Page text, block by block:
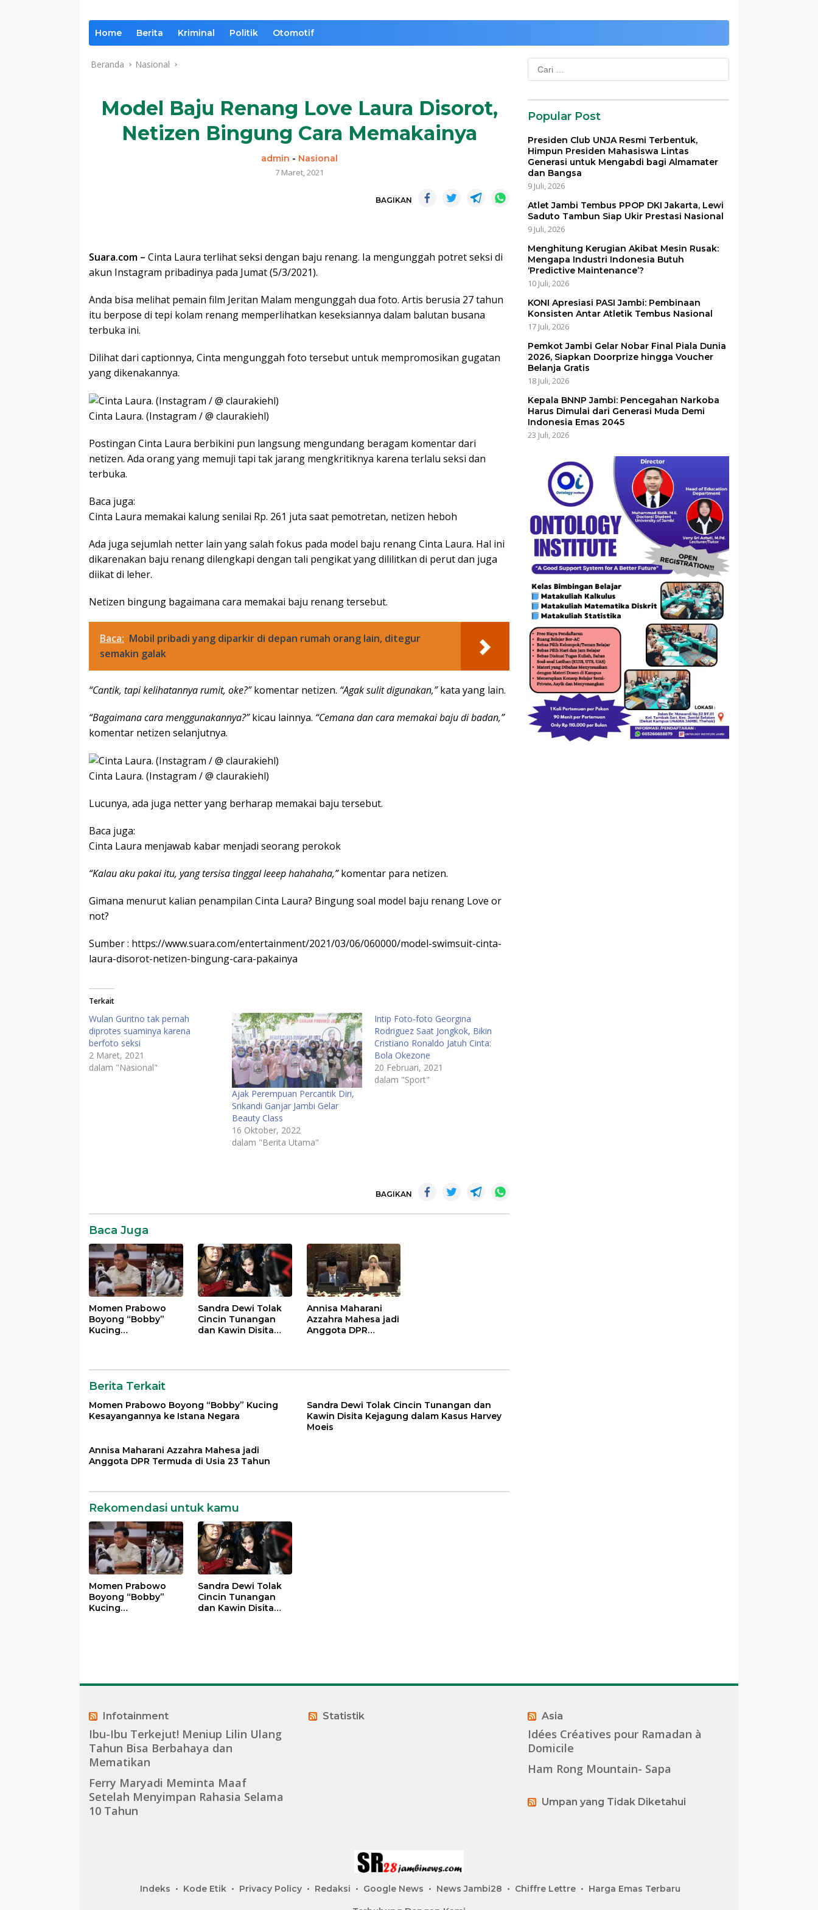
Home Berita Kriminal Politik Otomotif
Beranda Nasional
Model Baju Renang Love Laura Disorot,
Netizen Bingung Cara Memakainya
admin - Nasional
7 Maret, 2021
BAGIKAN
Suara.com – Cinta Laura terlihat seksi dengan baju renang. Ia mengunggah potret seksi di
akun Instagram pribadinya pada Jumat (5/3/2021).
Anda bisa melihat pemain film Jeritan Malam mengunggah dua foto. Artis berusia 27 tahun
itu berpose di tepi kolam renang memperlihatkan keseksiannya dalam balutan busana
terbuka ini.
Dilihat dari captionnya, Cinta mengunggah foto tersebut untuk mempromosikan gugatan
yang dikenakannya.
Cinta Laura. (Instagram / @ claurakiehl)
Postingan Cinta Laura berbikini pun langsung mengundang beragam komentar dari
netizen. Ada orang yang memuji tapi tak jarang mengkritiknya karena terlalu seksi dan
terbuka.
Baca juga:
Cinta Laura memakai kalung senilai Rp. 261 juta saat pemotretan, netizen heboh
Ada juga sejumlah netter lain yang salah fokus pada model baju renang Cinta Laura. Hal ini
dikarenakan baju renang dilengkapi dengan tali pengikat yang dililitkan di perut dan juga
diikat di leher.
Netizen bingung bagaimana cara memakai baju renang tersebut.
Baca: Mobil pribadi yang diparkir di depan rumah orang lain, ditegur
semakin galak
“Cantik, tapi kelihatannya rumit, oke?”komentar netizen. “Agak sulit digunakan,”kata yang lain.
“Bagaimana cara menggunakannya?”kicau lainnya. “Cemana dan cara memakai baju di badan,”
komentar netizen selanjutnya.
Cinta Laura. (Instagram / @ claurakiehl)
Lucunya, ada juga netter yang berharap memakai baju tersebut.
Baca juga:
Cinta Laura menjawab kabar menjadi seorang perokok
“Kalau aku pakai itu, yang tersisa tinggal leeep hahahaha,”komentar para netizen.
Gimana menurut kalian penampilan Cinta Laura? Bingung soal model baju renang Love or
not?
Sumber : https://www.suara.com/entertainment/2021/03/06/060000/model-swimsuit-cinta-
laura-disorot-netizen-bingung-cara-pakainya
Terkait
Wulan Guritno tak pernah
diprotes suaminya karena
berfoto seksi
2 Maret, 2021
dalam "Nasional"
Ajak Perempuan Percantik Diri,
Srikandi Ganjar Jambi Gelar
Beauty Class
16 Oktober, 2022
dalam "Berita Utama"
Intip Foto-foto Georgina
Rodriguez Saat Jongkok, Bikin
Cristiano Ronaldo Jatuh Cinta:
Bola Okezone
20 Februari, 2021
dalam "Sport"
BAGIKAN
Baca Juga
Momen Prabowo
Boyong “Bobby”
Kucing
Sandra Dewi Tolak
Cincin Tunangan
dan Kawin Disita
Annisa Maharani
Azzahra Mahesa jadi
Anggota DPR
Berita Terkait
Momen Prabowo Boyong “Bobby” Kucing
Kesayangannya ke Istana Negara
Sandra Dewi Tolak Cincin Tunangan dan
Kawin Disita Kejagung dalam Kasus Harvey
Moeis
Annisa Maharani Azzahra Mahesa jadi
Anggota DPR Termuda di Usia 23 Tahun
Rekomendasi untuk kamu
Momen Prabowo
Boyong “Bobby”
Kucing
Sandra Dewi Tolak
Cincin Tunangan
dan Kawin Disita
Cari
untuk:
Popular Post
Presiden Club UNJA Resmi Terbentuk,
Himpun Presiden Mahasiswa Lintas
Generasi untuk Mengabdi bagi Almamater
dan Bangsa
9 Juli, 2026
Atlet Jambi Tembus PPOP DKI Jakarta, Lewi
Saduto Tambun Siap Ukir Prestasi Nasional
9 Juli, 2026
Menghitung Kerugian Akibat Mesin Rusak:
Mengapa Industri Indonesia Butuh
‘Predictive Maintenance’?
10 Juli, 2026
KONI Apresiasi PASI Jambi: Pembinaan
Konsisten Antar Atletik Tembus Nasional
17 Juli, 2026
Pemkot Jambi Gelar Nobar Final Piala Dunia
2026, Siapkan Doorprize hingga Voucher
Belanja Gratis
18 Juli, 2026
Kepala BNNP Jambi: Pencegahan Narkoba
Harus Dimulai dari Generasi Muda Demi
Indonesia Emas 2045
23 Juli, 2026
Infotainment
Ibu-Ibu Terkejut! Meniup Lilin Ulang
Tahun Bisa Berbahaya dan
Mematikan
Ferry Maryadi Meminta Maaf
Setelah Menyimpan Rahasia Selama
10 Tahun
Statistik Asia
Idées Créatives pour Ramadan à
Domicile
Ham Rong Mountain- Sapa
Umpan yang Tidak Diketahui
Indeks Kode Etik Privacy Policy Redaksi Google News News Jambi28 Chiffre Lettre Harga Emas Terbaru